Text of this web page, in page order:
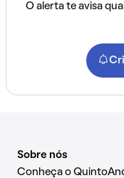
O alerta te avisa
Sobre nós
Conheça o